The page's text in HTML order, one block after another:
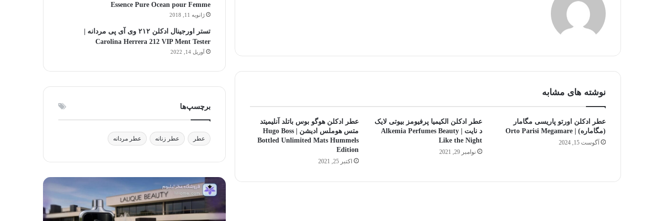
نوشته های مشابه
عطر ادکلن اورتو پاریسی مگامار
(مگاماره) | Orto Parisi Megamare
آگوست 15, 2024
عطر ادکلن الکیمیا پرفیومز بیوتی لایک
د نایت | Alkemia Perfumes Beauty
Like the Night
نوامبر 29, 2021
عطر ادکلن هوگو بوس باتلد آنلیمیتد
متس هوملس ادیشن | Hugo Boss
Bottled Unlimited Mats Hummels
Edition
اکتبر 25, 2021
Essence Pure Ocean pour Femme
ژانویه 11, 2018
تستر اورجینال ادکلن ۲۱۲ وی آی پی مردانه |
Carolina Herrera 212 VIP Ment Tester
آوریل 14, 2022
برچسپ‌ها
عطر عطر زنانه عطر مردانه
جالب‌ترین
چرا
لالیک
بیوتی:
هنر،
آیا
عطر